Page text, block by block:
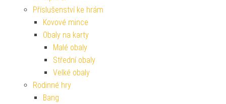
Příslušenství ke hrám
Kovové mince
Obaly na karty
Malé obaly
Střední obaly
Velké obaly
Rodinné hry
Bang